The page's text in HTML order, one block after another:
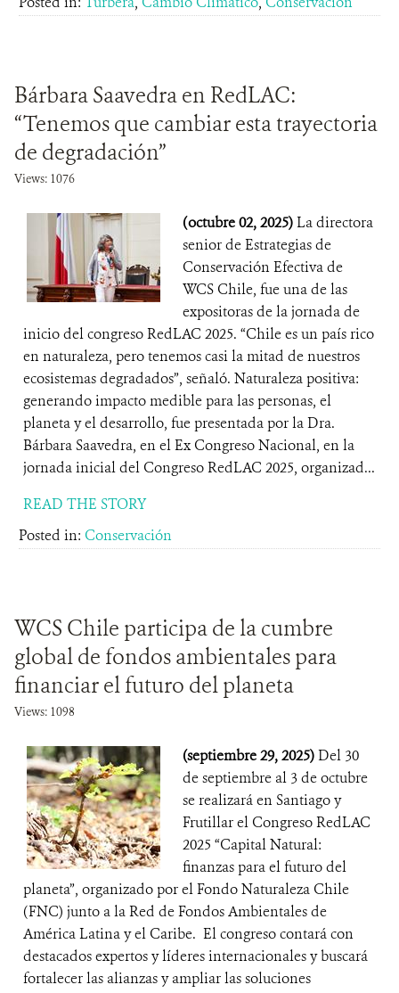
Bárbara Saavedra en RedLAC:
“Tenemos que cambiar esta trayectoria
de degradación”
Views: 1076
(octubre 02, 2025)La directora
senior de Estrategias de
Conservación Efectiva de
WCS Chile, fue una de las
expositoras de la jornada de
inicio del congreso RedLAC 2025. “Chile es un país rico
en naturaleza, pero tenemos casi la mitad de nuestros
ecosistemas degradados”, señaló. Naturaleza positiva:
generando impacto medible para las personas, el
planeta y el desarrollo, fue presentada por la Dra.
Bárbara Saavedra, en el Ex Congreso Nacional, en la
jornada inicial del Congreso RedLAC 2025, organizad...
READ THE STORY
Posted in: Conservación
WCS Chile participa de la cumbre
global de fondos ambientales para
financiar el futuro del planeta
Views: 1098
(septiembre 29, 2025)Del 30
de septiembre al 3 de octubre
se realizará en Santiago y
Frutillar el Congreso RedLAC
2025 “Capital Natural:
finanzas para el futuro del
planeta”, organizado por el Fondo Naturaleza Chile
(FNC) junto a la Red de Fondos Ambientales de
América Latina y el Caribe. El congreso contará con
destacados expertos y líderes internacionales y buscará
fortalecer las alianzas y ampliar las soluciones